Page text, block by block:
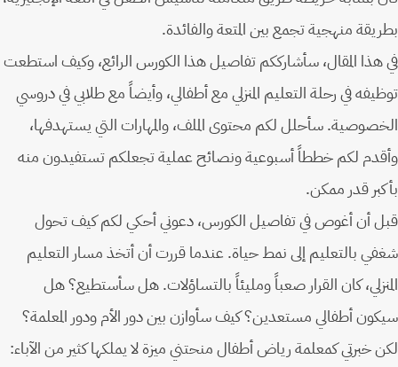
بطريقة منهجية تجمع بين المتعة والفائدة.
في هذا المقال، سأشارككم تفاصيل هذا الكورس الرائع، وكيف استطعت
توظيفه في رحلة التعليم المنزلي مع أطفالي، وأيضاً مع طلابي في دروسي
الخصوصية. سأحلل لكم محتوى الملف، والمهارات التي يستهدفها،
وأقدم لكم خططاً أسبوعية ونصائح عملية تجعلكم تستفيدون منه
بأكبر قدر ممكن.
قبل أن أغوص في تفاصيل الكورس، دعوني أحكي لكم كيف تحول
شغفي بالتعليم إلى نمط حياة. عندما قررت أن أتخذ مسار التعليم
المنزلي، كان القرار صعباً ومليئاً بالتساؤلات. هل سأستطيع؟ هل
سيكون أطفالي مستعدين؟ كيف سأوازن بين دور الأم ودور المعلمة؟
لكن خبرتي كمعلمة رياض أطفال منحتني ميزة لا يملكها كثير من الآباء: